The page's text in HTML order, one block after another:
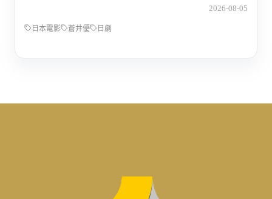
2026-08-05
日本電影 蒼井優 日劇